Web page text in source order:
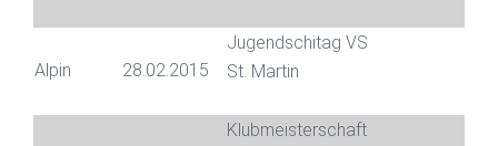
Alpin 28.02.2015
Jugendschitag VS
St. Martin
Klubmeisterschaft